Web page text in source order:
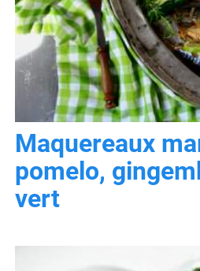
Maquereaux
pomelo,
vert